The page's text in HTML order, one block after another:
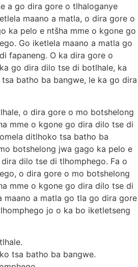
a go dira gore o tlhaloganye
maano a matla, o dira gore o
ka pelo e ntšha mme o kgone go
Go iketlela maano a matla go
fapaneng. O ka dira gore o
go dira dilo tse di botlhale, ka
batho ba bangwe, le ka go dira
o dira gore o mo botshelong
mme o kgone go dira dilo tse di
ditlhoko tsa batho ba
botshelong jwa gago ka pelo e
dilo tse di tlhomphego. Fa o
o dira gore o mo botshelong
mme o kgone go dira dilo tse di
maano a matla go tla go dira gore
jo o ka bo iketletseng
tsa batho ba bangwe.